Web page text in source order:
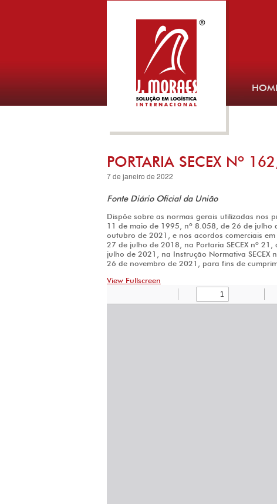
PORTARIA SECEX Nº
7 de janeiro de 2022
Fonte Diário Oficial da União
Dispõe sobre as normas gerais utilizadas nos
11 de maio de 1995, nº 8.058, de 26 de
outubro de 2021, e nos acordos comerciais
27 de julho de 2018, na Portaria SECEX nº
julho de 2021, na Instrução Normativa SECEX
26 de novembro de 2021, para fins de
View Fullscreen